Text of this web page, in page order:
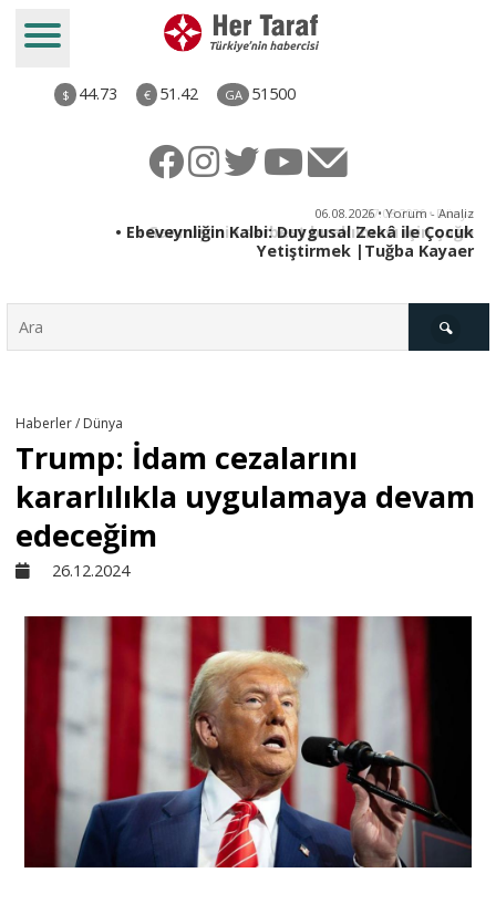
$ 44.73 € 51.42 GA 51500
06.08.2026 • Yorum - Analiz
• Ebeveynliğin Kalbi: Duygusal Zekâ ile Çocuk
Yetiştirmek |Tuğba Kayaer
Derkenar
Kültür - Sanat
Ekonomi
Dünya
Yorum - Analiz
Haberler / Dünya
Trump: İdam cezalarını
kararlılıkla uygulamaya devam
edeceğim
26.12.2024